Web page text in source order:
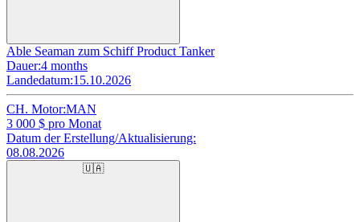
Able Seaman zum Schiff Product Tanker
Dauer:4 months
Landedatum:15.10.2026
CH. Motor:MAN
3 000 $ pro Monat
Datum der Erstellung/Aktualisierung:
08.08.2026
🇺🇦